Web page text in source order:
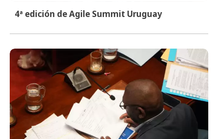
4ª edición de Agile Summit Uruguay